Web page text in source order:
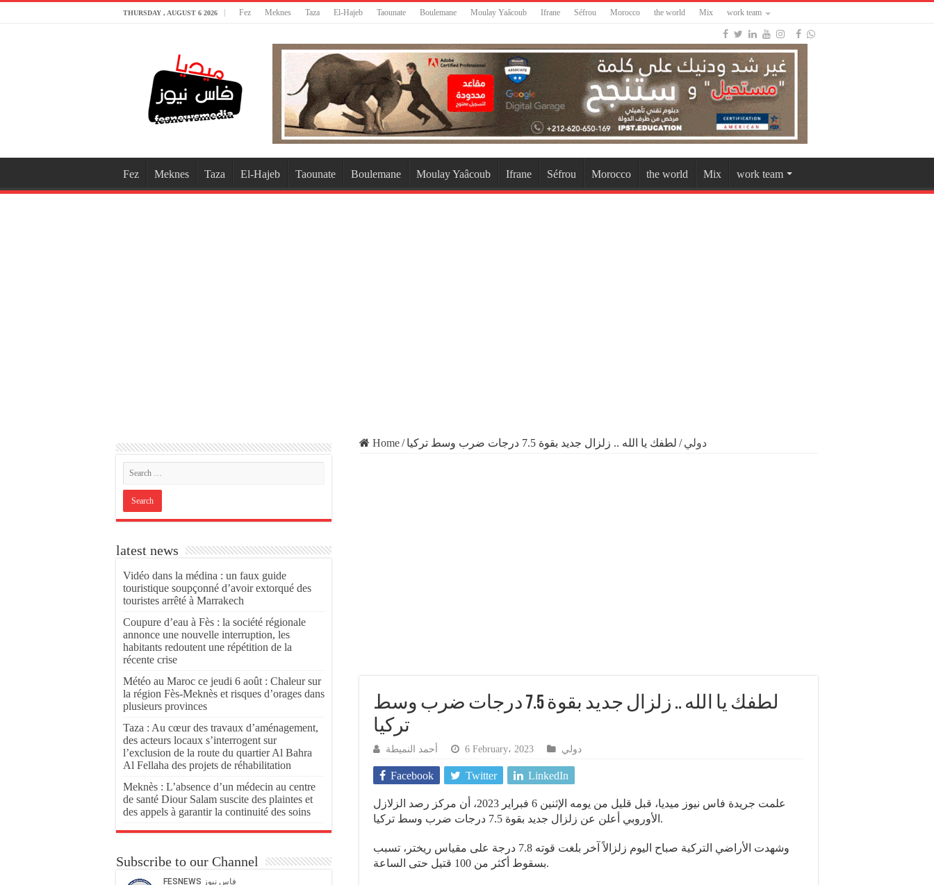
THURSDAY , AUGUST 6 2026 Fez Meknes Taza El-Hajeb Taounate Boulemane Moulay Yaâcoub Ifrane Séfrou Morocco the world Mix work team
Fez Meknes Taza El-Hajeb Taounate Boulemane Moulay Yaâcoub Ifrane Séfrou Morocco the world Mix work team
Home/ دولي / لطفك يا الله .. زلزال جديد بقوة 7.5 درجات ضرب وسط تركيا
لطفك يا الله .. زلزال جديد بقوة 7.5 درجات ضرب وسط
تركيا
أحمد النميطة 6 February، 2023 دولي
Facebook Twitter LinkedIn
علمت جريدة فاس نيوز ميديا، قبل قليل من يومه الإثنين 6 فبراير 2023، أن مركز رصد الزلازل
الأوروبي أعلن عن زلزال جديد بقوة 7.5 درجات ضرب وسط تركيا.
وشهدت الأراضي التركية صباح اليوم زلزالاً آخر بلغت قوته 7.8 درجة على مقياس ريختر، تسبب
بسقوط أكثر من 100 قتيل حتى الساعة.
latest news
Vidéo dans la médina : un faux guide
touristique soupçonné d’avoir extorqué des
touristes arrêté à Marrakech
Coupure d’eau à Fès : la société régionale
annonce une nouvelle interruption, les
habitants redoutent une répétition de la
récente crise
Météo au Maroc ce jeudi 6 août : Chaleur sur
la région Fès-Meknès et risques d’orages dans
plusieurs provinces
Taza : Au cœur des travaux d’aménagement,
des acteurs locaux s’interrogent sur
l’exclusion de la route du quartier Al Bahra
Al Fellaha des projets de réhabilitation
Meknès : L’absence d’un médecin au centre
de santé Diour Salam suscite des plaintes et
des appels à garantir la continuité des soins
Subscribe to our Channel